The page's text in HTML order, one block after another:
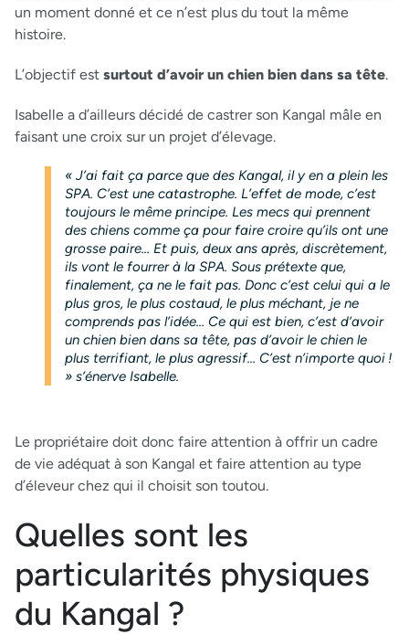
un moment donné et ce n’est plus du tout la même
histoire.
L’objectif est surtout d’avoir un chien bien dans sa tête.
Isabelle a d’ailleurs décidé de castrer son Kangal mâle en
faisant une croix sur un projet d’élevage.
« J’ai fait ça parce que des Kangal, il y en a plein les
SPA. C’est une catastrophe. L’effet de mode, c’est
toujours le même principe. Les mecs qui prennent
des chiens comme ça pour faire croire qu’ils ont une
grosse paire… Et puis, deux ans après, discrètement,
ils vont le fourrer à la SPA. Sous prétexte que,
finalement, ça ne le fait pas. Donc c’est celui qui a le
plus gros, le plus costaud, le plus méchant, je ne
comprends pas l’idée… Ce qui est bien, c’est d’avoir
un chien bien dans sa tête, pas d’avoir le chien le
plus terrifiant, le plus agressif… C’est n’importe quoi !
» s’énerve Isabelle.
Le propriétaire doit donc faire attention à offrir un cadre
de vie adéquat à son Kangal et faire attention au type
d’éleveur chez qui il choisit son toutou.
Quelles sont les
particularités physiques
du Kangal ?